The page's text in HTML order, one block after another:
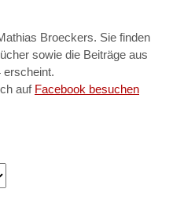
Broeckers. Sie finden
sowie die Beiträge aus
erscheint.
auf Facebook besuchen